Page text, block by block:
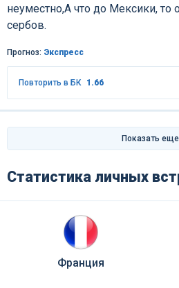
неуместно,А что до Мексики, то
сербов.
Прогноз: Экспресс
Повторить в БК 1.66
Показать еще
Статистика личных
Франция